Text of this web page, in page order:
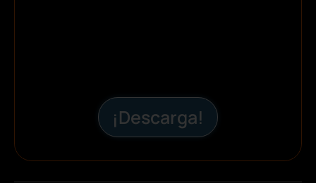
¡Descarga!